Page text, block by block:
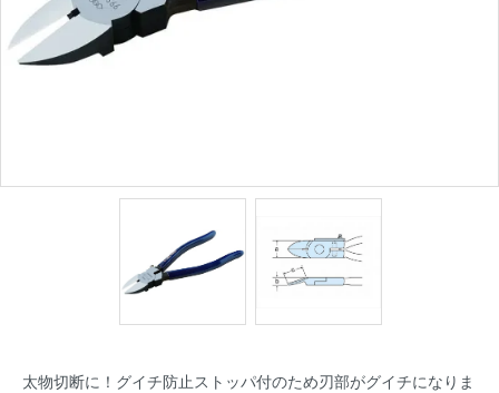
太物切断に！グイチ防止ストッパ付のため刃部がグイチになりま